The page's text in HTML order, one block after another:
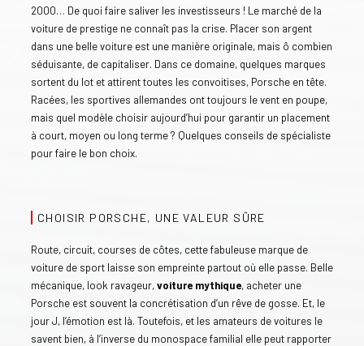
2000… De quoi faire saliver les investisseurs ! Le marché de la
voiture de prestige ne connaît pas la crise. Placer son argent
dans une belle voiture est une manière originale, mais ô combien
séduisante, de capitaliser. Dans ce domaine, quelques marques
sortent du lot et attirent toutes les convoitises, Porsche en tête.
Racées, les sportives allemandes ont toujours le vent en poupe,
mais quel modèle choisir aujourd’hui pour garantir un placement
à court, moyen ou long terme ? Quelques conseils de spécialiste
pour faire le bon choix.
CHOISIR PORSCHE, UNE VALEUR SÛRE
Route, circuit, courses de côtes, cette fabuleuse marque de
voiture de sport laisse son empreinte partout où elle passe. Belle
mécanique, look ravageur,voiture mythique, acheter une
Porsche est souvent la concrétisation d’un rêve de gosse. Et, le
jour J, l’émotion est là. Toutefois, et les amateurs de voitures le
savent bien, à l’inverse du monospace familial elle peut rapporter